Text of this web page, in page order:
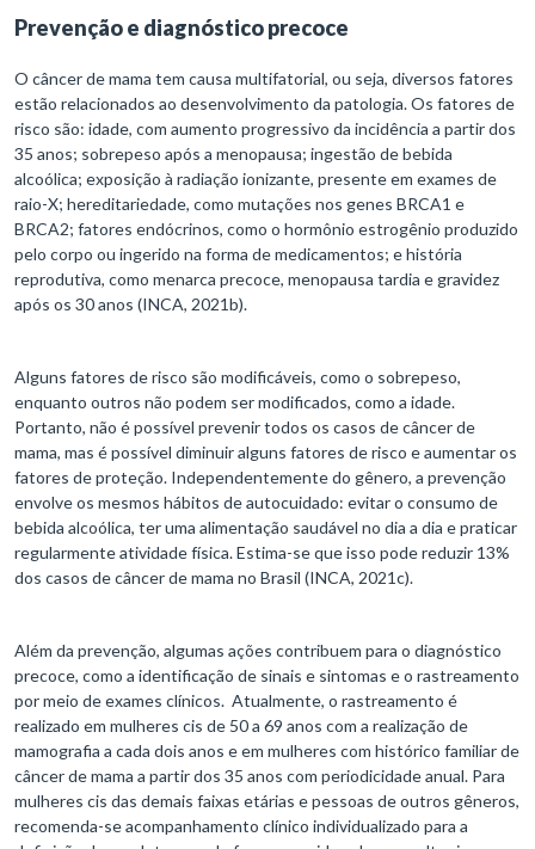
Prevenção e diagnóstico precoce
O câncer de mama tem causa multifatorial, ou seja, diversos fatores
estão relacionados ao desenvolvimento da patologia. Os fatores de
risco são: idade, com aumento progressivo da incidência a partir dos
35 anos; sobrepeso após a menopausa; ingestão de bebida
alcoólica; exposição à radiação ionizante, presente em exames de
raio-X; hereditariedade, como mutações nos genes BRCA1 e
BRCA2; fatores endócrinos, como o hormônio estrogênio produzido
pelo corpo ou ingerido na forma de medicamentos; e história
reprodutiva, como menarca precoce, menopausa tardia e gravidez
após os 30 anos (INCA, 2021b).
Alguns fatores de risco são modificáveis, como o sobrepeso,
enquanto outros não podem ser modificados, como a idade.
Portanto, não é possível prevenir todos os casos de câncer de
mama, mas é possível diminuir alguns fatores de risco e aumentar os
fatores de proteção. Independentemente do gênero, a prevenção
envolve os mesmos hábitos de autocuidado: evitar o consumo de
bebida alcoólica, ter uma alimentação saudável no dia a dia e praticar
regularmente atividade física. Estima-se que isso pode reduzir 13%
dos casos de câncer de mama no Brasil (INCA, 2021c).
Além da prevenção, algumas ações contribuem para o diagnóstico
precoce, como a identificação de sinais e sintomas e o rastreamento
por meio de exames clínicos. Atualmente, o rastreamento é
realizado em mulheres cis de 50 a 69 anos com a realização de
mamografia a cada dois anos e em mulheres com histórico familiar de
câncer de mama a partir dos 35 anos com periodicidade anual. Para
mulheres cis das demais faixas etárias e pessoas de outros gêneros,
recomenda-se acompanhamento clínico individualizado para a